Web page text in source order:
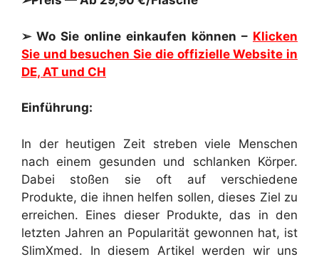
➢ Wo Sie online einkaufen können – Klicken
Sie und besuchen Sie die offizielle Website in
DE, AT und CH
Einführung:
In der heutigen Zeit streben viele Menschen
nach einem gesunden und schlanken Körper.
Dabei stoßen sie oft auf verschiedene
Produkte, die ihnen helfen sollen, dieses Ziel zu
erreichen. Eines dieser Produkte, das in den
letzten Jahren an Popularität gewonnen hat, ist
SlimXmed. In diesem Artikel werden wir uns